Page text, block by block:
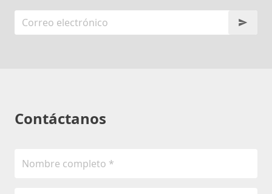
Contáctanos